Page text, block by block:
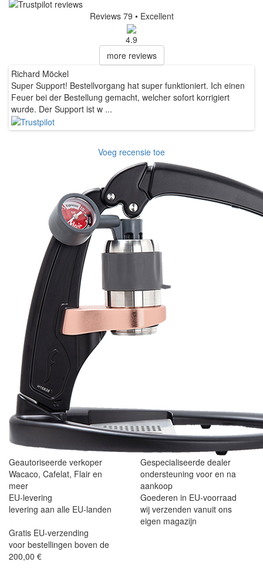
Reviews 79 • Excellent
4.9
more reviews
Hanna
Def recommend! Even with the trust pilot results, I'm always a bit
scared ordering from websites I did not hear of before, but this
one is 100% solid ...
Voeg recensie toe
Geautoriseerde verkoper
Wacaco, Cafelat, Flair en
meer
Gespecialiseerde dealer
ondersteuning voor en na
aankoop
EU-levering
levering aan alle EU-landen
Goederen in EU-voorraad
wij verzenden vanuit ons
eigen magazijn
Gratis EU-verzending
voor bestellingen boven de
200,00 €